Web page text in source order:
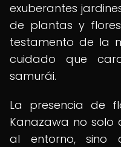
exuberantes
de plantas y
testamento de la
cuidado que
samurái.
La presencia de
Kanazawa no
al entorno, sino